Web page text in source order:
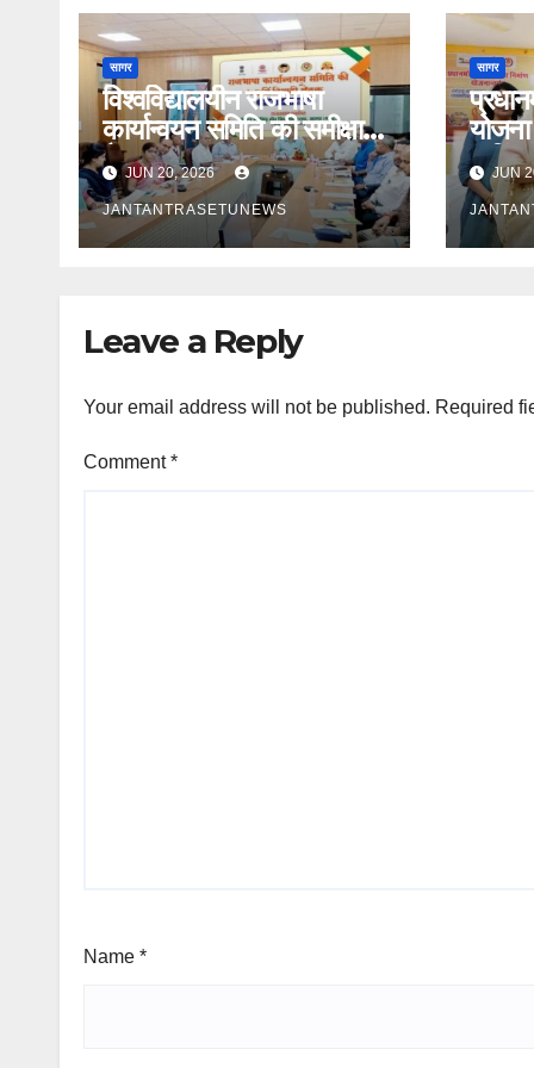
सागर
विश्वविद्यालयीन राजभाषा
कार्यान्वयन समिति की समीक्षा
बैठक सम्पन्न
JUN 20, 2026
JANTANTRASETUNEWS
सागर
कुकिंग
JUN
Leave a Reply
Your email address will not be published. Required
Comment*
Name *